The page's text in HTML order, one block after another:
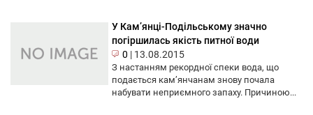
У Кам’янці-Подільському значно
погіршилась якість питної води
0 | 13.08.2015
З настанням рекордної спеки вода, що
подається кам’янчанам знову почала
набувати неприємного запаху. Причиною...